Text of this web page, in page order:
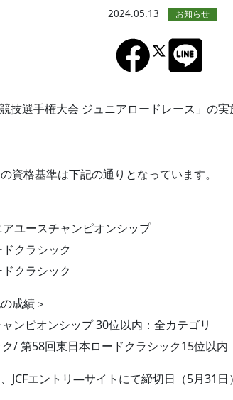
2024.05.13
技選手権大会 ジュニアロードレース」の実
資格基準は下記の通りとなっています。
ユースチャンピオンシップ
クラシック
クラシック
成績＞
ンピオンシップ 30位以内：全カテゴリ
/ 第58回東日本ロードクラシック15位以内
JCFエントリ―サイトにて締切日（5月31